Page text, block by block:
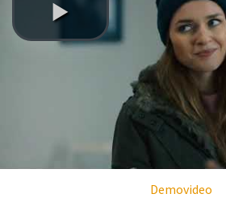
Demovideo